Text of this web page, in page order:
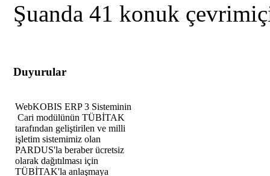
Şuanda 41 konuk
Duyurular
WebKOBIS ERP 3 Sisteminin
Cari modülünün TÜBİTAK
tarafından geliştirilen ve milli
işletim sistemimiz olan
PARDUS'la beraber ücretsiz
olarak dağıtılması için
TÜBİTAK'la anlaşmaya